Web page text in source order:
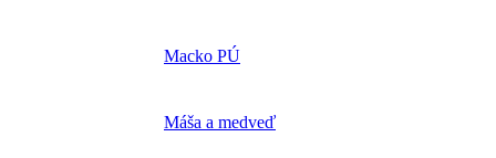
Macko PÚ
Máša a medveď